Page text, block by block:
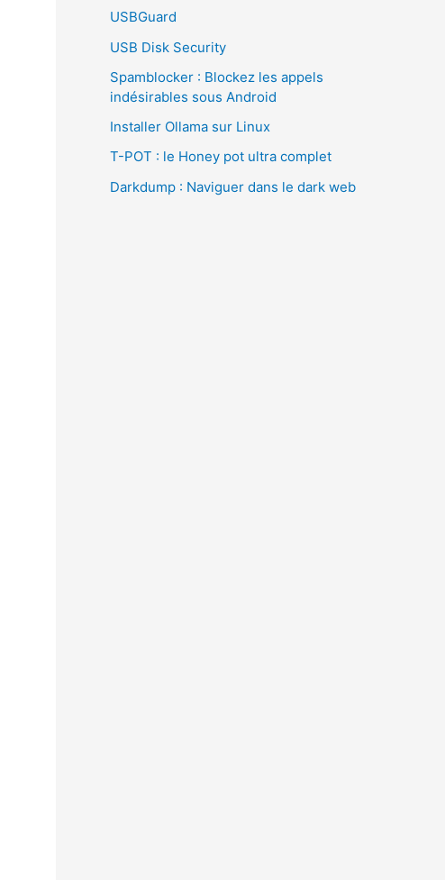
:
USBGuard
USB Disk Security
Spamblocker : Blockez les appels
indésirables sous Android
Installer Ollama sur Linux
T-POT : le Honey pot ultra complet
Darkdump : Naviguer dans le dark web